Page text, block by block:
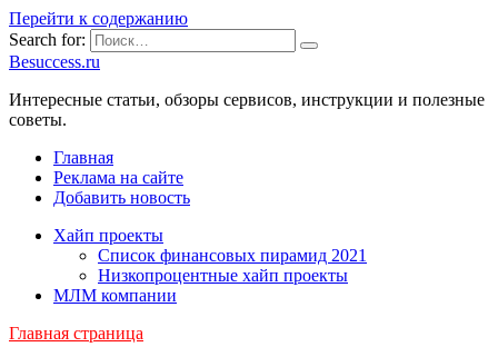
Перейти к содержанию
Search for:
Besuccess.ru
Интересные статьи, обзоры сервисов, инструкции и полезные
советы.
Главная
Реклама на сайте
Добавить новость
Хайп проекты
Список финансовых пирамид 2021
Низкопроцентные хайп проекты
МЛМ компании
Главная страница